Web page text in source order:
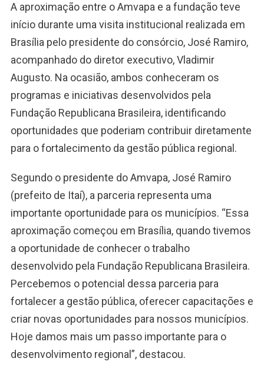
A aproximação entre o Amvapa e a fundação teve
início durante uma visita institucional realizada em
Brasília pelo presidente do consórcio, José Ramiro,
acompanhado do diretor executivo, Vladimir
Augusto. Na ocasião, ambos conheceram os
programas e iniciativas desenvolvidos pela
Fundação Republicana Brasileira, identificando
oportunidades que poderiam contribuir diretamente
para o fortalecimento da gestão pública regional.
Segundo o presidente do Amvapa, José Ramiro
(prefeito de Itaí), a parceria representa uma
importante oportunidade para os municípios. “Essa
aproximação começou em Brasília, quando tivemos
a oportunidade de conhecer o trabalho
desenvolvido pela Fundação Republicana Brasileira.
Percebemos o potencial dessa parceria para
fortalecer a gestão pública, oferecer capacitações e
criar novas oportunidades para nossos municípios.
Hoje damos mais um passo importante para o
desenvolvimento regional”, destacou.